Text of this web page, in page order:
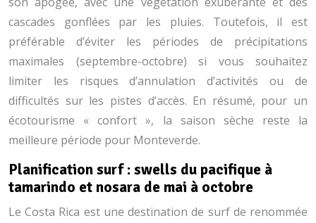
cascades gonflées par les pluies. Toutefois, il est
préférable d’éviter les périodes de précipitations
maximales (septembre-octobre) si vous souhaitez
limiter les risques d’annulation d’activités ou de
difficultés sur les pistes d’accès. En résumé, pour un
écotourisme « confort », la saison sèche reste la
meilleure période pour Monteverde.
Planification surf : swells du pacifique à
tamarindo et nosara de mai à octobre
Le Costa Rica est une destination de surf de renommée